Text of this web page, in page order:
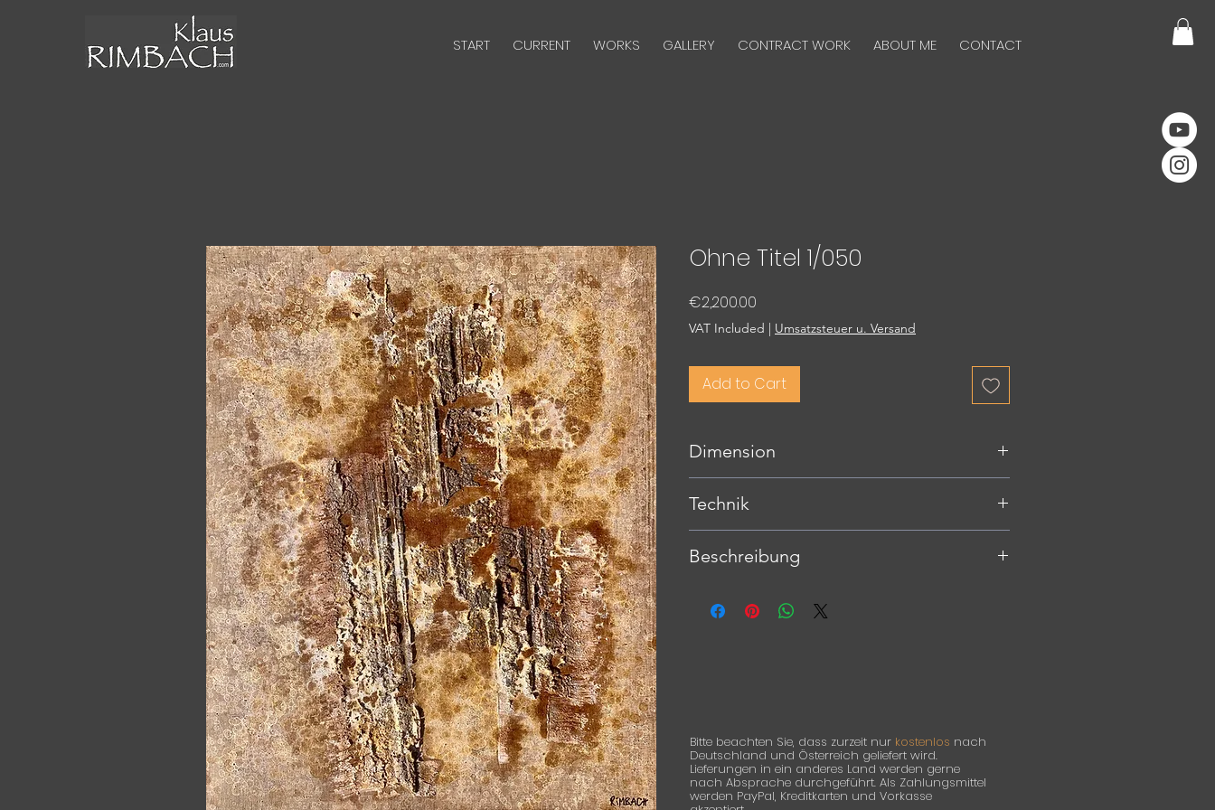
START CURRENT WORKS GALLERY CONTRACT WORK ABOUT ME CONTACT
Ohne Titel 1/050
€2,200.00
VAT Included | Umsatzsteuer u. Versand
Add to Cart
Dimension
Technik
Beschreibung
Bitte beachten Sie, dass zurzeit nur kostenlos nach
Deutschland und Österreich geliefert wird.
Lieferungen in ein anderes Land werden gerne
nach Absprache durchgeführt. Als Zahlungsmittel
werden PayPal, Kreditkarten und Vorkasse